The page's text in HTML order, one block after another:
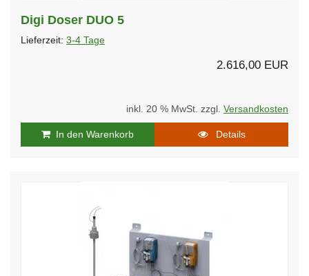
Digi Doser DUO 5
Lieferzeit: 3-4 Tage
2.616,00 EUR
inkl. 20 % MwSt. zzgl. Versandkosten
In den Warenkorb Details